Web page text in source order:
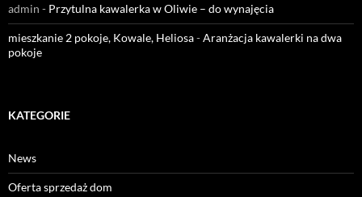
admin - Przytulna kawalerka w Oliwie – do wynajęcia
mieszkanie 2 pokoje, Kowale, Heliosa-Aranżacja kawalerki na dwa
pokoje
KATEGORIE
News
Oferta sprzedaż dom